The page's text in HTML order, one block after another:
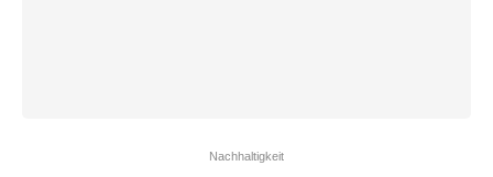
Nachhaltigkeit